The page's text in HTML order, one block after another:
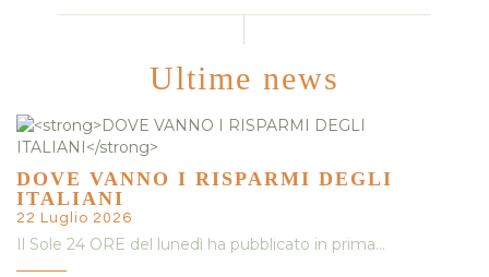
Ultime news
DOVE VANNO I RISPARMI DEGLI
ITALIANI
22 Luglio 2026
Il Sole 24 ORE del lunedì ha pubblicato in prima…